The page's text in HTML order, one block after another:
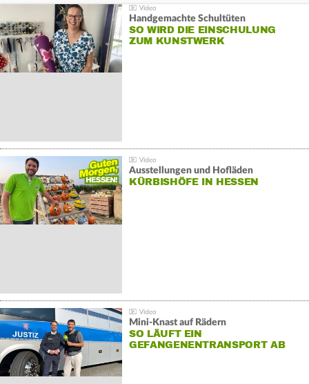
Handgemachte Schultüten
SO WIRD DIE EINSCHULUNG
ZUM KUNSTWERK
Ausstellungen und Hofläden
KÜRBISHÖFE IN HESSEN
Mini-Knast auf Rädern
SO LÄUFT EIN
GEFANGENENTRANSPORT AB